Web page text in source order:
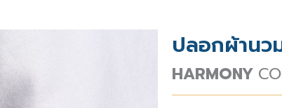
ปลอกผ้านว
HARMONY